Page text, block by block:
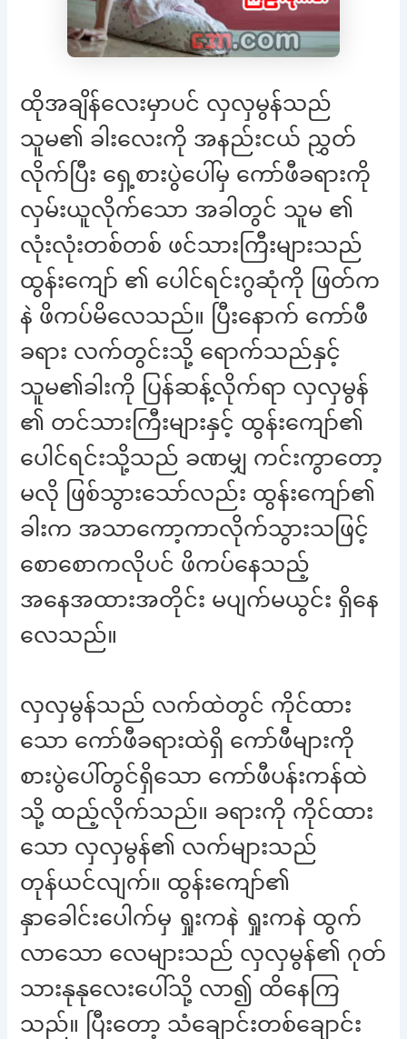
ထိုအချိန်လေးမှာပင် လှလှမွန်သည်
သူမ၏ ခါးလေးကို အနည်းငယ် ညွှတ်
လိုက်ပြီး ရှေ့စားပွဲပေါ်မှ ကော်ဖီခရားကို
လှမ်းယူလိုက်သော အခါတွင် သူမ ၏
လုံးလုံးတစ်တစ် ဖင်သားကြီးများသည်
ထွန်းကျော် ၏ ပေါင်ရင်းဂွဆုံကို ဖြတ်က
နဲ ဖိကပ်မိလေသည်။ ပြီးနောက် ကော်ဖီ
ခရား လက်တွင်းသို့ ရောက်သည်နှင့်
သူမ၏ခါးကို ပြန်ဆန့်လိုက်ရာ လှလှမွန်
၏ တင်သားကြီးများနှင့် ထွန်းကျော်၏
ပေါင်ရင်းသို့သည် ခဏမျှ ကင်းကွာတော့
မလို ဖြစ်သွားသော်လည်း ထွန်းကျော်၏
ခါးက အသာကော့ကာလိုက်သွားသဖြင့်
စောစောကလိုပင် ဖိကပ်နေသည့်
အနေအထားအတိုင်း မပျက်မယွင်း ရှိနေ
လေသည်။
လှလှမွန်သည် လက်ထဲတွင် ကိုင်ထား
သော ကော်ဖီခရားထဲရှိ ကော်ဖီများကို
စားပွဲပေါ်တွင်ရှိသော ကော်ဖီပန်းကန်ထဲ
သို့ ထည့်လိုက်သည်။ ခရားကို ကိုင်ထား
သော လှလှမွန်၏ လက်များသည်
တုန်ယင်လျက်။ ထွန်းကျော်၏
နှာခေါင်းပေါက်မှ ရှုးကနဲ ရှုးကနဲ ထွက်
လာသော လေများသည် လှလှမွန်၏ ဂုတ်
သားနုနုလေးပေါ်သို့ လာ၍ ထိနေကြ
သည်။ ပြီးတော့ သံချောင်းတစ်ချောင်း